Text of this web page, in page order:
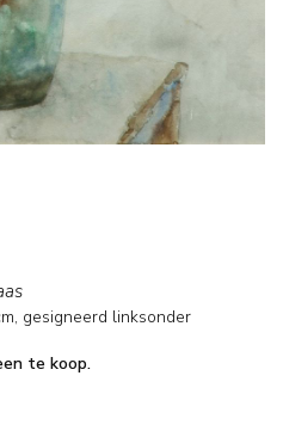
gesigneerd linksonder
te koop.